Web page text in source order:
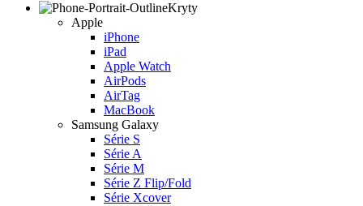
Kryty
Apple
iPhone
iPad
Apple Watch
AirPods
AirTag
MacBook
Samsung Galaxy
Série S
Série A
Série M
Série Z Flip/Fold
Série Xcover